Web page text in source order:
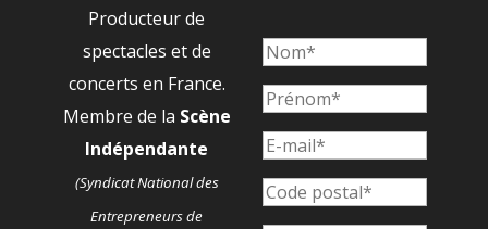
Producteur de
spectacles et de
concerts en France.
Membre de la Scène
Indépendante
(Syndicat National des
Entrepreneurs de